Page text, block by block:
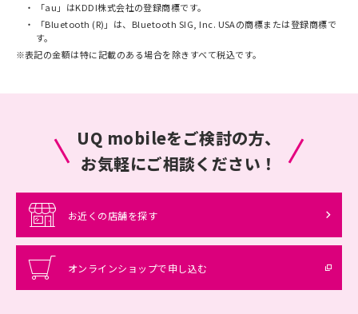
「au」はKDDI株式会社の登録商標です。
「Bluetooth (R)」は、Bluetooth SIG, Inc. USAの商標または登録商標で
す。
※表記の金額は特に記載のある場合を除きすべて税込です。
UQ mobileをご検討の方、
お気軽にご相談ください！
お近くの店舗を探す
オンラインショップで申し込む